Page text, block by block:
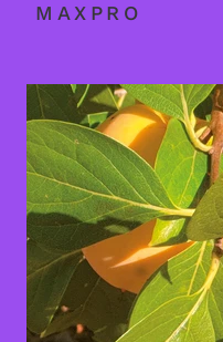
MAXPRO